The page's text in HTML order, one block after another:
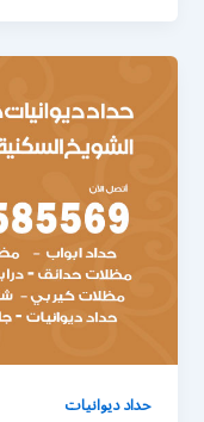
حداد ديوانيات